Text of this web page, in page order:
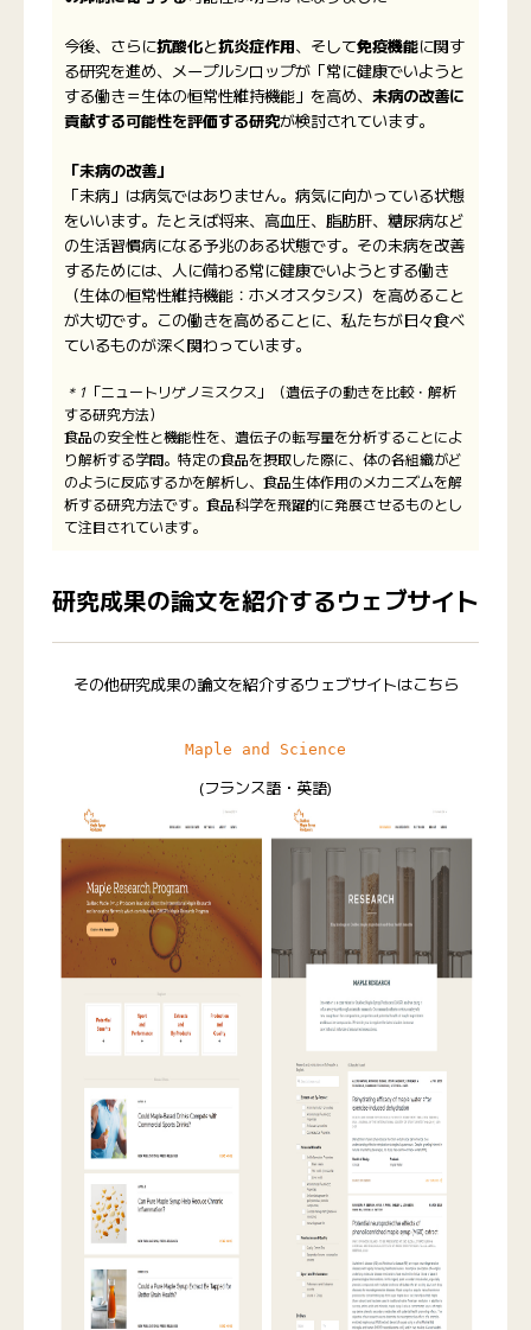
今後、さらに抗酸化と抗炎症作用、そして免疫機能に関す
る研究を進め、メープルシロップが「常に健康でいようと
する働き＝生体の恒常性維持機能」を高め、 未病の改善に
貢献する可能性を評価する研究が検討されています。
「未病の改善」
「未病」は病気ではありません。病気に向かっている状態
をいいます。たとえば将来、高血圧、脂肪肝、糖尿病など
の生活習慣病になる予兆のある状態です。その未病を改善
するためには、人に備わる常に健康でいようとする働き
（生体の恒常性維持機能：ホメオスタシス）を高めること
が大切です。この働きを高めることに、私たちが日々食べ
ているものが深く関わっています。
＊1「ニュートリゲノミスクス」（遺伝子の動きを比較・解析
する研究方法）
食品の安全性と機能性を、遺伝子の転写量を分析することによ
り解析する学問。特定の食品を摂取した際に、体の各組織がど
のように反応するかを解析し、食品生体作用のメカニズムを解
析する研究方法です。食品科学を飛躍的に発展させるものとし
て注目されています。
研究成果の論文を紹介するウェブサイト
その他研究成果の論文を紹介するウェブサイトはこちら
Maple and Science
(フランス語・英語)